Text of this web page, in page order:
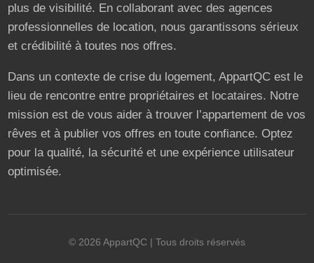
plus de visibilité. En collaborant avec des agences
professionnelles de location, nous garantissons sérieux
et crédibilité à toutes nos offres.
Dans un contexte de crise du logement, AppartQC est le
lieu de rencontre entre propriétaires et locataires. Notre
mission est de vous aider à trouver l’appartement de vos
rêves et à publier vos offres en toute confiance. Optez
pour la qualité, la sécurité et une expérience utilisateur
optimisée.
© 2026 AppartQC | Tous droits réservés